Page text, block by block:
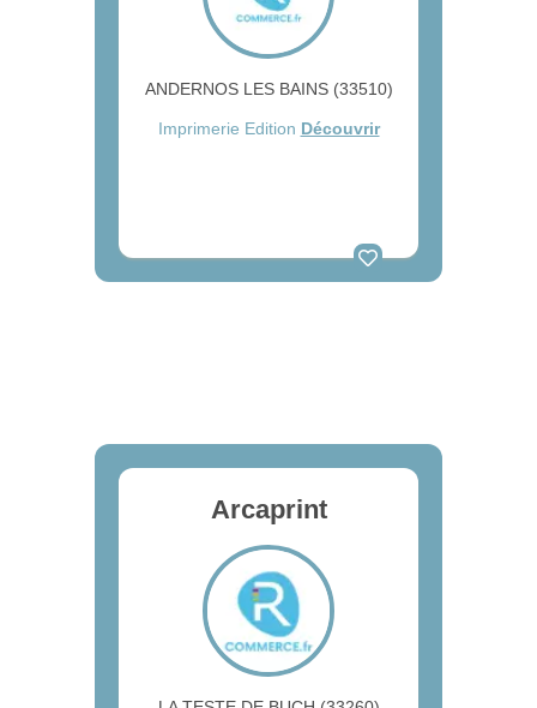
ANDERNOS LES BAINS (33510)
Imprimerie Edition Découvrir
Arcaprint